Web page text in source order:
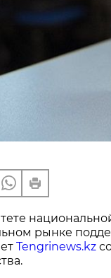
рынке
Tengrinews.kz